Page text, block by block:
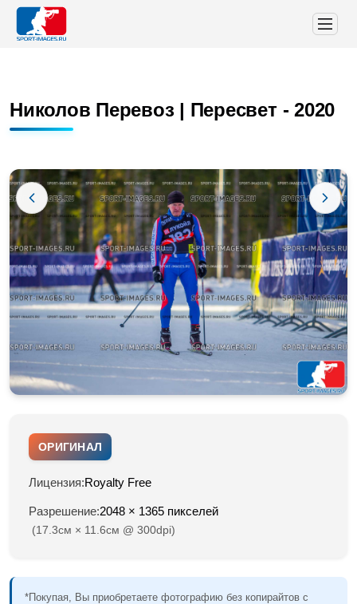
Николов Перевоз | Пересвет - 2020
ОРИГИНАЛ
Лицензия:Royalty Free
Разрешение:2048 × 1365 пикселей
(17.3см × 11.6см @ 300dpi)
*Покупая, Вы приобретаете фотографию без копирайтов с